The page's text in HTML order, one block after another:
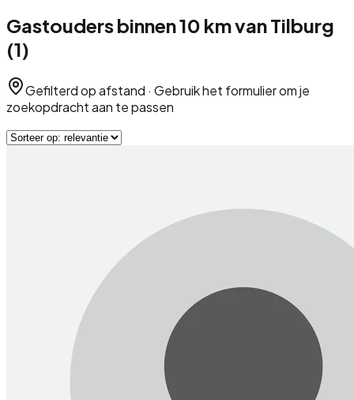
Gastoudersbinnen10 km vanTilburg
(1)
Gefilterd op afstand · Gebruik het formulier om je
zoekopdracht aan te passen